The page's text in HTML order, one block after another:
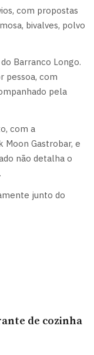
com propostas
bivalves, polvo
Barranco Longo.
pessoa, com
pela
com a
Moon Gastrobar, e
não detalha o
junto do
de cozinha